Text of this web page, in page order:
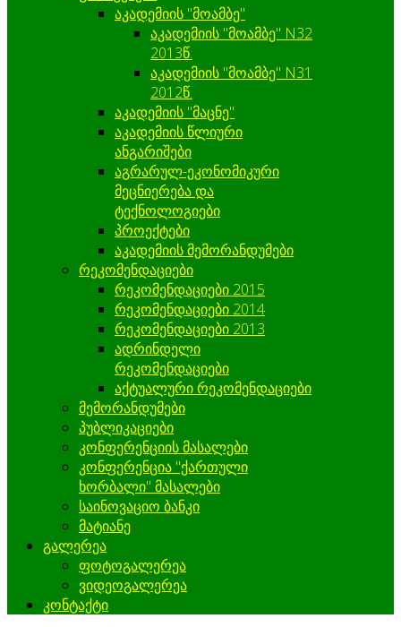
აკადემიის "მოამბე"
აკადემიის "მოამბე" N32
2013წ.
აკადემიის "მოამბე" N31
2012წ.
აკადემიის "მაცნე"
აკადემიის წლიური
ანგარიშები
აგრარულ-ეკონომიკური
მეცნიერება და
ტექნოლოგიები
პროექტები
აკადემიის მემორანდუმები
რეკომენდაციები
რეკომენდაციები 2015
რეკომენდაციები 2014
რეკომენდაციები 2013
ადრინდელი
რეკომენდაციები
აქტუალური რეკომენდაციები
მემორანდუმები
პუბლიკაციები
კონფერენციის მასალები
კონფერენცია "ქართული
ხორბალი" მასალები
საინოვაციო ბანკი
მატიანე
გალერეა
ფოტოგალერეა
ვიდეოგალერეა
კონტაქტი